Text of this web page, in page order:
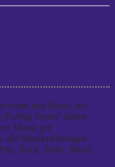
innen und Bands aus
Fofftig Penns“ haben
Musik gut
alle Musikrichtungen
Rock, Indie, Metal,